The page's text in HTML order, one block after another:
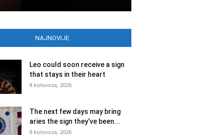
NAJNOVIJE
Leo could soon receive a sign
that stays in their heart
8 kolovoza, 2026
The next few days may bring
aries the sign they’ve been...
8 kolovoza, 2026